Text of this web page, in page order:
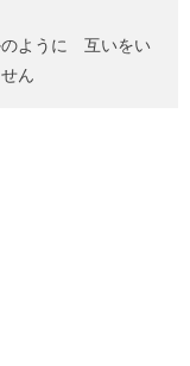
ように 互いをい
ん